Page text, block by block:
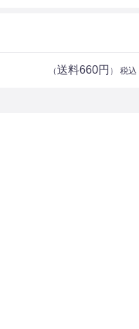
（送料660円 ） 税込